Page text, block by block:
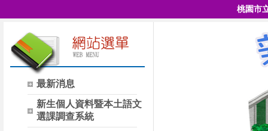
桃園市
最新消息
新生個人資料暨本土語文
選課調查系統